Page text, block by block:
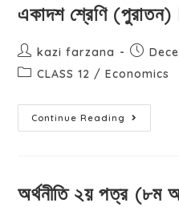
একাদশ শ্রেণি
kazi farzana
CLASS 12 / Economics
Continue Reading
অর্থনীতি ২য় পত্র (৮ম